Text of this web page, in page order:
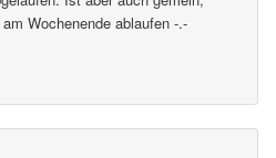
Wochenende ablaufen -.-